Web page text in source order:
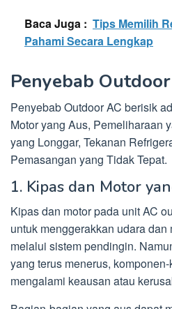
Baca Juga : Tips Memilih
Pahami Secara Lengkap
Penyebab
Penyebab Outdoor AC berisik
Motor yang Aus, Pemeliharaan
yang Longgar, Tekanan
Pemasangan yang Tidak Tepat.
1. Kipas dan Motor
Kipas dan motor pada unit AC
untuk menggerakkan udara dan
melalui sistem pendingin.
yang terus menerus,
mengalami keausan atau